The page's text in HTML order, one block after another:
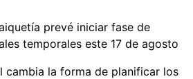
prevé iniciar fase de
temporales este 17 de agosto
cambia la forma de planificar los